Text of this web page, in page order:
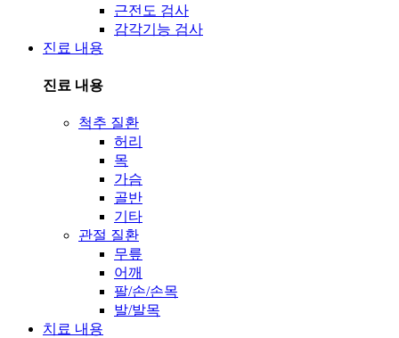
근전도 검사
감각기능 검사
진료 내용
진료 내용
척추 질환
허리
목
가슴
골반
기타
관절 질환
무릎
어깨
팔/손/손목
발/발목
치료 내용